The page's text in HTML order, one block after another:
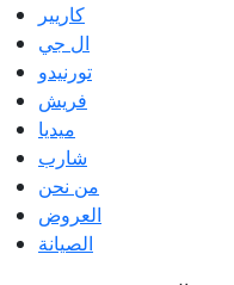
كاريير
ال جي
تورنيدو
فريش
ميديا
شارب
من نحن
العروض
الصيانة